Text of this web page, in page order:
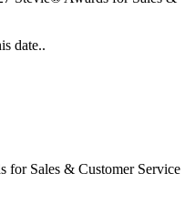
date..
for Sales & Customer Service